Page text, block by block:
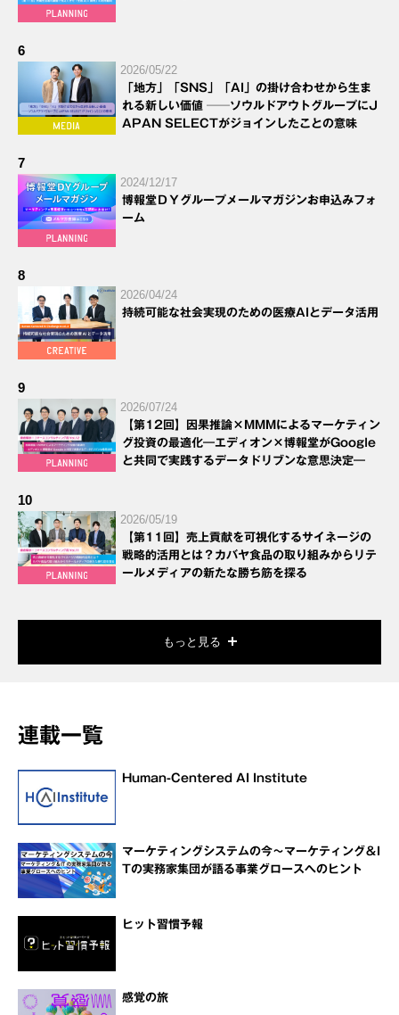
6
2026/05/22
「地方」「SNS」「AI」の掛け合わせから生ま
れる新しい価値 ──ソウルドアウトグループにJ
APAN SELECTがジョインしたことの意味
7
2024/12/17
博報堂ＤＹグループメールマガジンお申込みフォ
ーム
8
2026/04/24
持続可能な社会実現のための医療AIとデータ活用
9
2026/07/24
【第12回】因果推論×MMMによるマーケティン
グ投資の最適化―エディオン×博報堂がGoogle
と共同で実践するデータドリブンな意思決定―
10
2026/05/19
【第11回】売上貢献を可視化するサイネージの
戦略的活用とは？カバヤ食品の取り組みからリテ
ールメディアの新たな勝ち筋を探る
もっと見る
連載一覧
Human-Centered AI Institute
マーケティングシステムの今～マーケティング＆I
Tの実務家集団が語る事業グロースへのヒント
ヒット習慣予報
感覚の旅